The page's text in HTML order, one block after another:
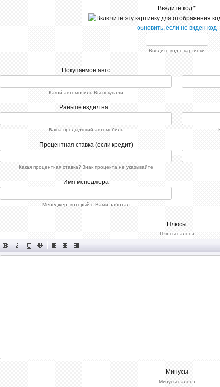
Введите код *
обновить, если не виден код
Введите код с картинки
Покупаемое авто
Какой автомобиль Вы покупали
Раньше ездил на...
Ваша предыдущий автомобиль
Процентная ставка (если кредит)
Какая процентная ставка? Знак процента не указывайте
Имя менеджера
Менеджер, который с Вами работал
Плюсы
Плюсы салона
Минусы
Минусы салона